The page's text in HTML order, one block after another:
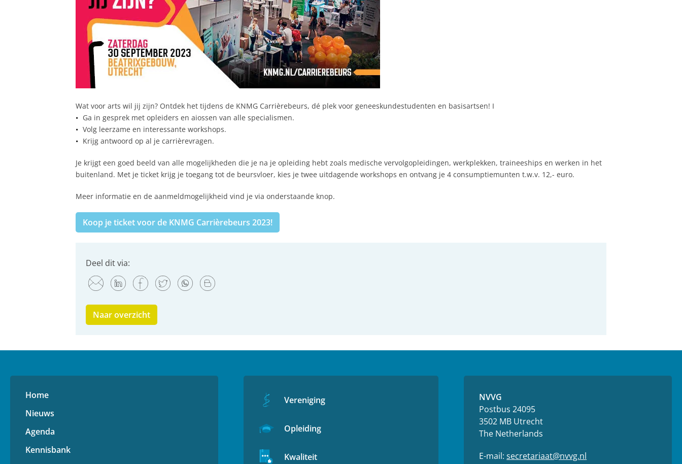
Wat voor arts wil jij zijn? Ontdek het tijdens de KNMG Carrièrebeurs, dé plek voor geneeskundestudenten en basisartsen! I
Ga in gesprek met opleiders en aiossen van alle specialismen.
Volg leerzame en interessante workshops.
Krijg antwoord op al je carrièrevragen.
Je krijgt een goed beeld van alle mogelijkheden die je na je opleiding hebt zoals medische vervolgopleidingen, werkplekken, traineeships en werken in het
buitenland. Met je ticket krijg je toegang tot de beursvloer, kies je twee uitdagende workshops en ontvang je 4 consumptiemunten t.w.v. 12,- euro.
Meer informatie en de aanmeldmogelijkheid vind je via onderstaande knop.
Koop je ticket voor de KNMG Carrièrebeurs 2023!
Deel dit via:
Naar overzicht
Home
Nieuws
Agenda
Kennisbank
Vereniging
Opleiding
Kwaliteit
NVVG
Postbus 24095
3502 MB Utrecht
The Netherlands
E-mail:secretariaat@nvvg.nl